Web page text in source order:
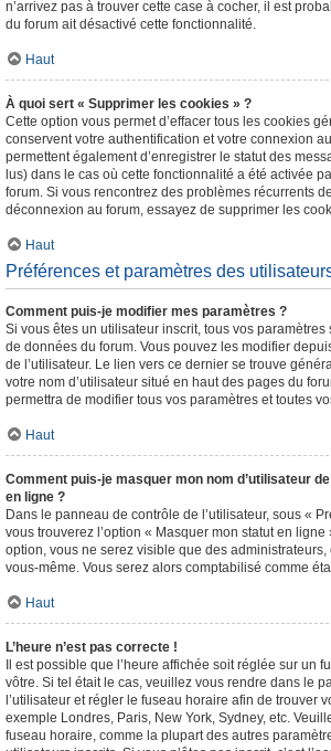
n’arrivez pas à trouver cette case à cocher, il est
du forum ait désactivé cette fonctionnalité.
Haut
À quoi sert « Supprimer les cookies » ?
Cette option vous permet d’effacer tous les cookies
conservent votre authentification et votre connexion
permettent également d’enregistrer le statut des
lus) dans le cas où cette fonctionnalité a été activée
forum. Si vous rencontrez des problèmes récurrents
déconnexion au forum, essayez de supprimer les
Haut
Préférences et paramètres des
Comment puis-je modifier mes paramètres ?
Si vous êtes un utilisateur inscrit, tous vos paramètres
de données du forum. Vous pouvez les modifier
de l’utilisateur. Le lien vers ce dernier se trouve
votre nom d’utilisateur situé en haut des pages du
permettra de modifier tous vos paramètres et toutes
Haut
Comment puis-je masquer mon nom d’utilisateur
en ligne ?
Dans le panneau de contrôle de l’utilisateur, sous «
vous trouverez l’option « Masquer mon statut en ligne
option, vous ne serez visible que des administrateurs,
vous-même. Vous serez alors comptabilisé comme
Haut
L’heure n’est pas correcte !
Il est possible que l’heure affichée soit réglée sur un
vôtre. Si tel était le cas, veuillez vous rendre dans le
l’utilisateur et régler le fuseau horaire afin de trouver
exemple Londres, Paris, New York, Sydney, etc.
fuseau horaire, comme la plupart des autres